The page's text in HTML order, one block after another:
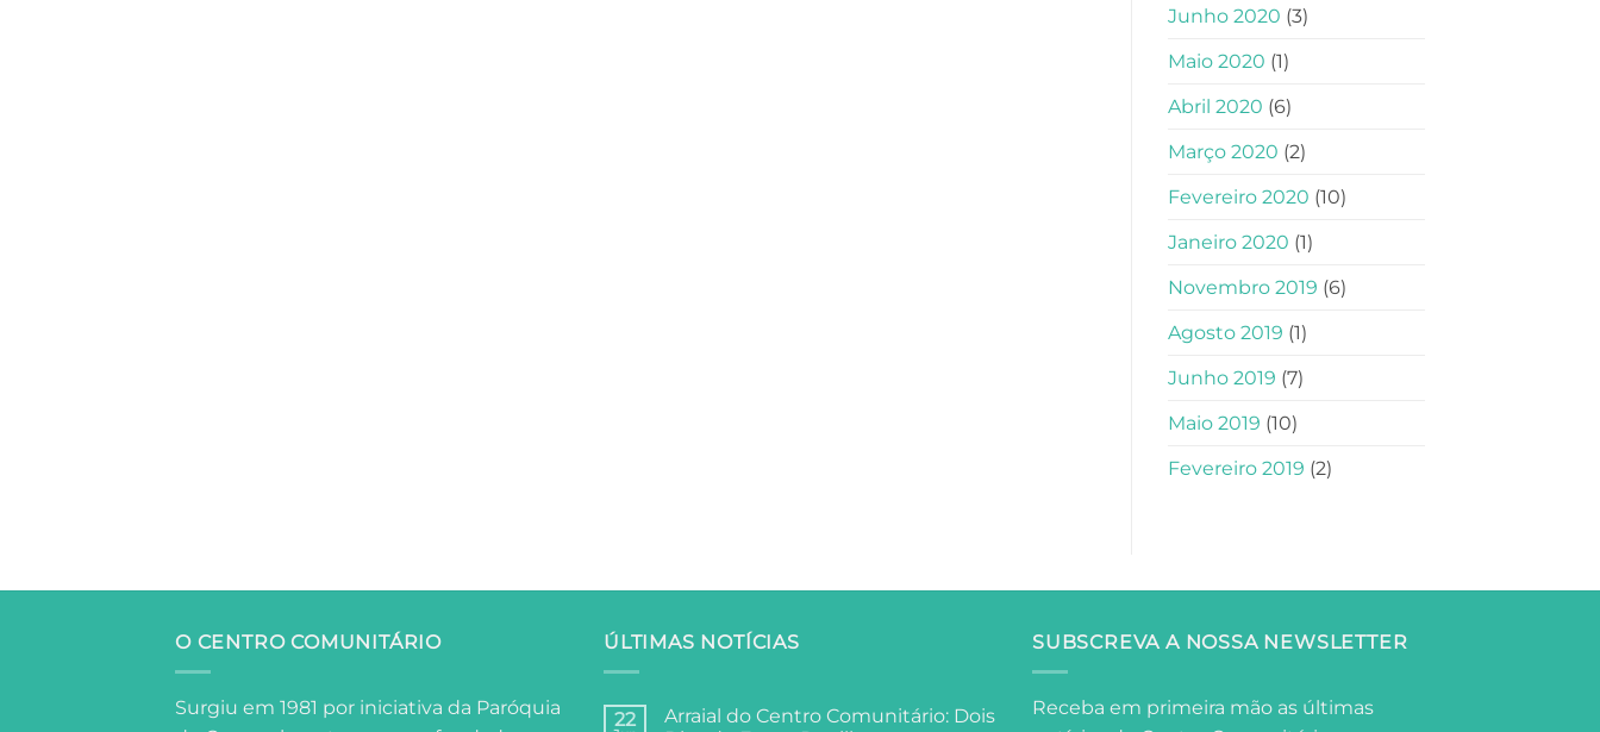
Junho 2020 (3)
Maio 2020 (1)
Abril 2020 (6)
Março 2020 (2)
Fevereiro 2020 (10)
Janeiro 2020 (1)
Novembro 2019 (6)
Agosto 2019 (1)
Junho 2019 (7)
Maio 2019 (10)
Fevereiro 2019 (2)
O CENTRO COMUNITÁRIO
Surgiu em 1981 por iniciativa da Paróquia
ÚLTIMAS NOTÍCIAS
22
Arraial do Centro Comunitário: Dois
SUBSCREVA A NOSSA NEWSLETTER
Receba em primeira mão as últimas